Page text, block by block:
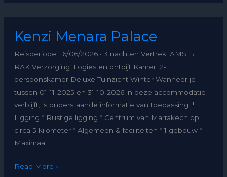
Kenzi Menara Palace
Reisperiode: 16/06/2026 • 3 nachten Vertrek: AMS →
RAK Verzorging: Logies en ontbijt Kamer: 2-
persoonskamer Deluxe Tuinzicht Winter Wanneer je
tussen 01-11-2025 en 31-10-2026 in deze accommodatie
verblijft, is onderstaande informatie van toepassing. *
Ligging * Rustige ligging * Centrum van Marrakech op
circa 5 kilometer * Algemeen & faciliteiten * 1 gebouw *
Maximaal
Menara
Read More »